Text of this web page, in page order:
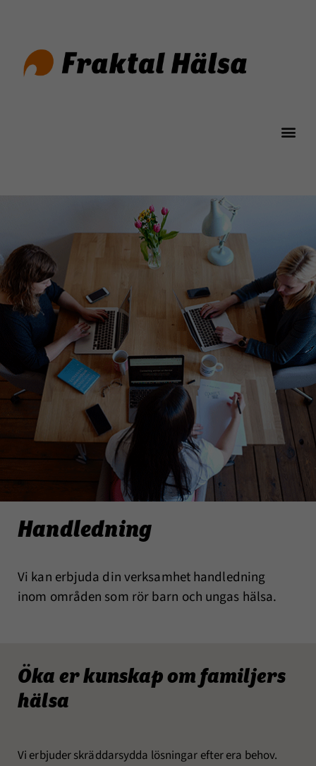
Handledning
Vi kan erbjuda din verksamhet handledning
inom områden som rör barn och ungas hälsa.
Öka er kunskap om familjers
hälsa
Vi erbjuder skräddarsydda lösningar efter era behov.